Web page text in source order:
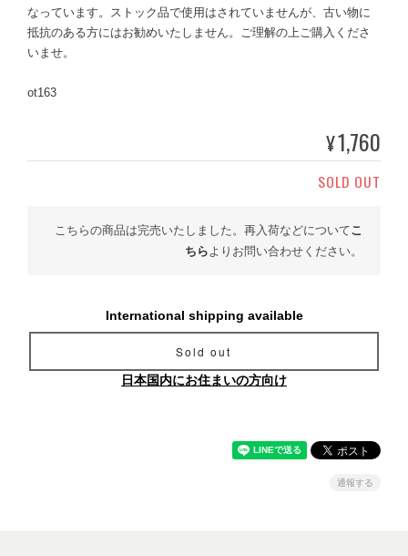
なっています。ストック品で使用はされていませんが、古い物に
抵抗のある方にはお勧めいたしません。ご理解の上ご購入くださ
いませ。
ot163
¥1,760
SOLD OUT
こちらの商品は完売いたしました。再入荷などについてこ
ちらよりお問い合わせください。
International shipping available
Sold out
日本国内にお住まいの方向け
通報する